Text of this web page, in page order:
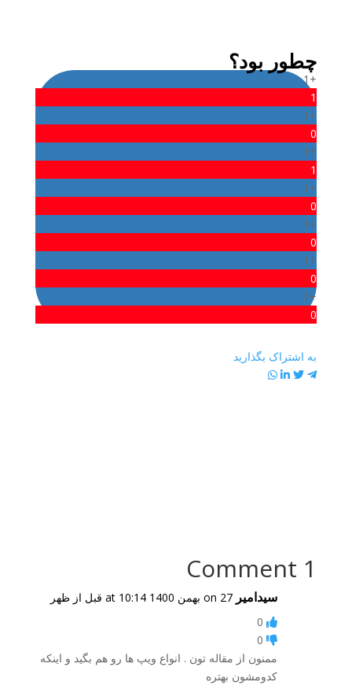
چطور بود؟
+1
1
+1
0
+1
1
+1
0
+1
0
+1
0
+1
0
به اشتراک بگذارید
1 Comment
سیدامیر on 27 بهمن 1400 at 10:14 قبل از ظهر
0
0
ممنون از مقاله تون . انواع ویپ ها رو هم بگید و اینکه
کدومشون بهتره